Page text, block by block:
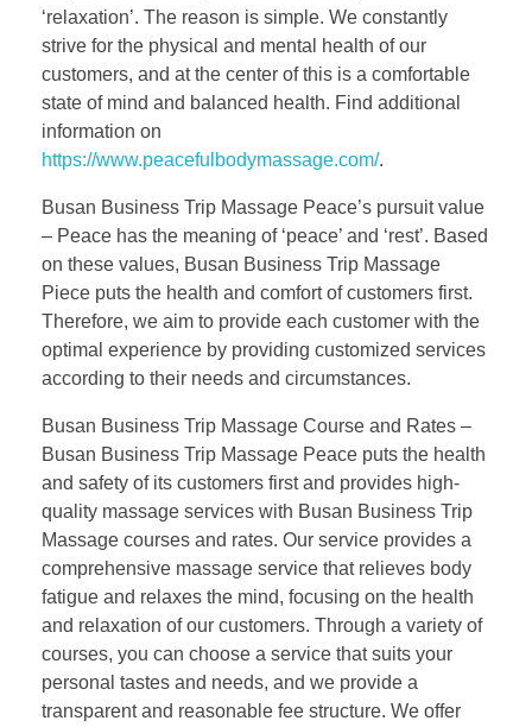
‘relaxation’. The reason is simple. We constantly
strive for the physical and mental health of our
customers, and at the center of this is a comfortable
state of mind and balanced health. Find additional
information on
https://www.peacefulbodymassage.com/.
Busan Business Trip Massage Peace’s pursuit value
– Peace has the meaning of ‘peace’ and ‘rest’. Based
on these values, Busan Business Trip Massage
Piece puts the health and comfort of customers first.
Therefore, we aim to provide each customer with the
optimal experience by providing customized services
according to their needs and circumstances.
Busan Business Trip Massage Course and Rates –
Busan Business Trip Massage Peace puts the health
and safety of its customers first and provides high-
quality massage services with Busan Business Trip
Massage courses and rates. Our service provides a
comprehensive massage service that relieves body
fatigue and relaxes the mind, focusing on the health
and relaxation of our customers. Through a variety of
courses, you can choose a service that suits your
personal tastes and needs, and we provide a
transparent and reasonable fee structure. We offer